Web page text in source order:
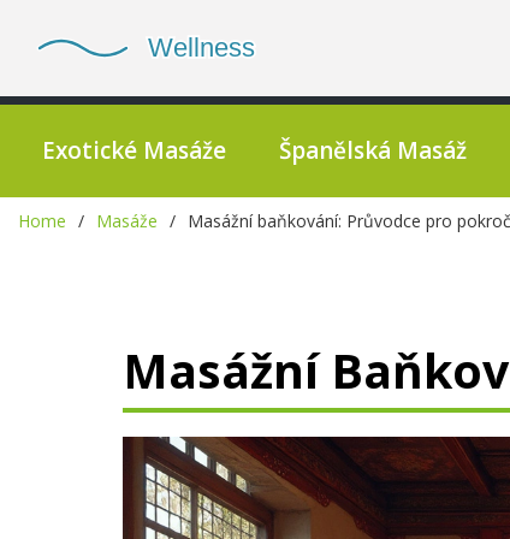
Exotické Masáže Španělská Masáž
Home Masáže Masážní baňkování: Průvodce pro
Masážní